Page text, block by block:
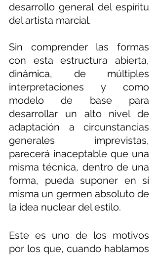
desarrollo general del espíritu
del artista marcial.
Sin comprender las formas
con esta estructura abierta,
dinámica, de múltiples
interpretaciones y como
modelo de base para
desarrollar un alto nivel de
adaptación a circunstancias
generales imprevistas,
parecerá inaceptable que una
misma técnica, dentro de una
forma, pueda suponer en sí
misma un germen absoluto de
la idea nuclear del estilo.
Este es uno de los motivos
por los que, cuando hablamos